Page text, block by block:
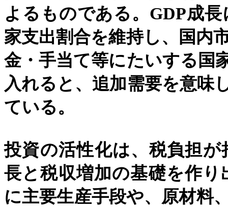
よるものである。 GDP成長
家支出割合を維持し、国内
金・手当て等にたいする国
入れると、追加需要を意味
ている。
投資の活性化は、税負担
長と税収増加の基礎を作
に主要生産手段や、原材料